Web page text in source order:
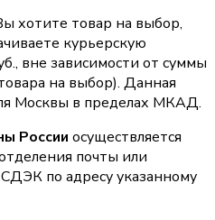
хотите товар на выбор,
курьерскую
вне зависимости от суммы
на выбор). Данная
Москвы в пределах МКАД.
России осуществляется
почты или
по адресу указанному